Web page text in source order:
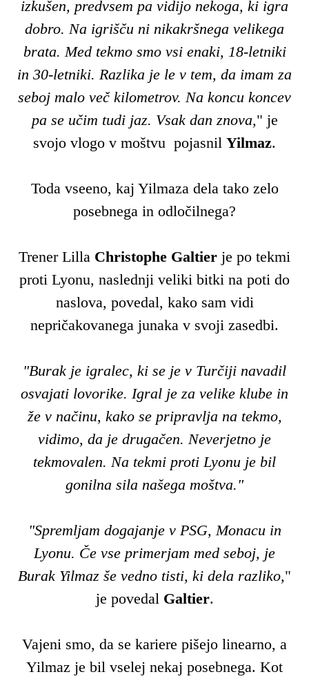
izkušen, predvsem pa vidijo nekoga, ki igra
dobro. Na igrišču ni nikakršnega velikega
brata. Med tekmo smo vsi enaki, 18-letniki
in 30-letniki. Razlika je le v tem, da imam za
seboj malo več kilometrov. Na koncu koncev
pa se učim tudi jaz. Vsak dan znova," je
svojo vlogo v moštvu pojasnil Yilmaz.
Toda vseeno, kaj Yilmaza dela tako zelo
posebnega in odločilnega?
Trener Lilla Christophe Galtier je po tekmi
proti Lyonu, naslednji veliki bitki na poti do
naslova, povedal, kako sam vidi
nepričakovanega junaka v svoji zasedbi.
"Burak je igralec, ki se je v Turčiji navadil
osvajati lovorike. Igral je za velike klube in
že v načinu, kako se pripravlja na tekmo,
vidimo, da je drugačen. Neverjetno je
tekmovalen. Na tekmi proti Lyonu je bil
gonilna sila našega moštva."
"Spremljam dogajanje v PSG, Monacu in
Lyonu. Če vse primerjam med seboj, je
Burak Yilmaz še vedno tisti, ki dela razliko,"
je povedal Galtier.
Vajeni smo, da se kariere pišejo linearno, a
Yilmaz je bil vselej nekaj posebnega. Kot